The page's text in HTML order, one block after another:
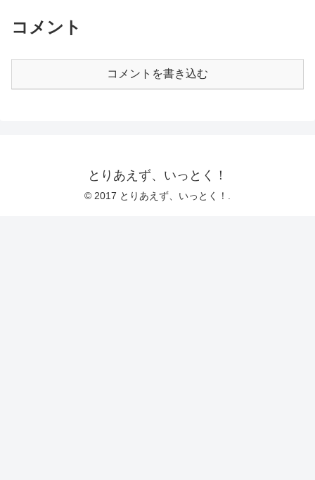
コメント
コメントを書き込む
とりあえず、いっとく！
© 2017 とりあえず、いっとく！.